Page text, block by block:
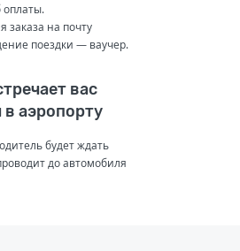
оплаты.
заказа на почту
поездки — ваучер.
вас
в аэропорту
будет ждать
до автомобиля